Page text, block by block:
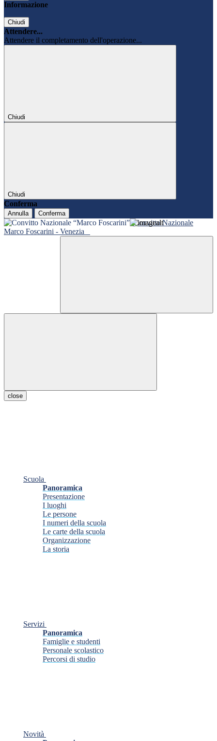
Informazione
Chiudi
Attendere...
Attendere il completamento dell'operazione...
Chiudi
Chiudi
Conferma
Annulla Conferma
Convitto Nazionale
Marco Foscarini - Venezia
close
Scuola
Panoramica
Presentazione
I luoghi
Le persone
I numeri della scuola
Le carte della scuola
Organizzazione
La storia
Servizi
Panoramica
Famiglie e studenti
Personale scolastico
Percorsi di studio
Novità